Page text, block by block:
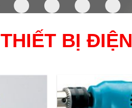
THIẾT BỊ ĐIỆN